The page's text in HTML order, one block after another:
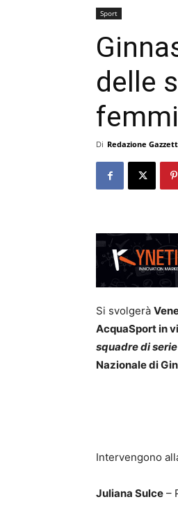
Sport
delle
Di Redazione
Si svolgerà
AcquaSport in
squadre di
Nazionale di
Intervengono
Juliana Sulce –